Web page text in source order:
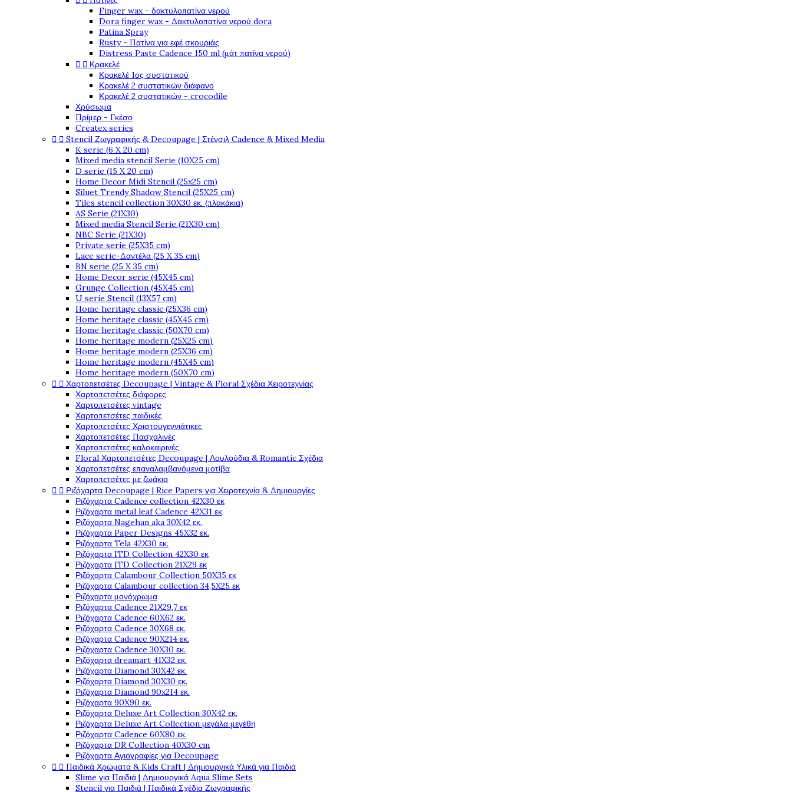
Finger wax - δακτυλοπατίνα νερού
Dora finger wax - Δακτυλοπατίνα νερού dora
Patina Spray
Rusty - Πατίνα για εφέ σκουριάς
Distress Paste Cadence 150 ml (μάτ πατίνα νερού)
  Κρακελέ
Κρακελέ 1ος συστατικού
Κρακελέ 2 συστατικών διάφανο
Κρακελέ 2 συστατικών - crocodile
Χρύσωμα
Πρίμερ - Γκέσο
Createx series
  Stencil Ζωγραφικής & Decoupage | Στένσιλ Cadence & Mixed Media
K serie (6 X 20 cm)
Mixed media stencil Serie (10X25 cm)
D serie (15 X 20 cm)
Home Decor Midi Stencil (25x25 cm)
Siluet Trendy Shadow Stencil (25X25 cm)
Tiles stencil collection 30X30 εκ. (πλακάκια)
AS Serie (21X30)
Mixed media Stencil Serie (21X30 cm)
NBC Serie (21X30)
Private serie (25X35 cm)
Lace serie-Δαντέλα (25 X 35 cm)
BN serie (25 X 35 cm)
Home Decor serie (45X45 cm)
Grunge Collection (45X45 cm)
U serie Stencil (13X57 cm)
Home heritage classic (25X36 cm)
Home heritage classic (45X45 cm)
Home heritage classic (50X70 cm)
Home heritage modern (25X25 cm)
Home heritage modern (25X36 cm)
Home heritage modern (45X45 cm)
Home heritage modern (50X70 cm)
  Χαρτοπετσέτες Decoupage | Vintage & Floral Σχέδια Χειροτεχνίας
Χαρτοπετσέτες διάφορες
Χαρτοπετσέτες vintage
Χαρτοπετσέτες παιδικές
Χαρτοπετσέτες Χριστουγεννιάτικες
Χαρτοπετσέτες Πασχαλινές
Χαρτοπετσέτες καλοκαιρινές
Floral Χαρτοπετσέτες Decoupage | Λουλούδια & Romantic Σχέδια
Χαρτοπετσέτες επαναλαμβανόμενα μοτίβα
Χαρτοπετσέτες με ζωάκια
  Ριζόχαρτα Decoupage | Rice Papers για Χειροτεχνία & Δημιουργίες
Ριζόχαρτα Cadence collection 42X30 εκ
Ριζόχαρτα metal leaf Cadence 42X31 εκ
Ριζόχαρτα Nagehan aka 30X42 εκ.
Ριζόχαρτα Paper Designs 45X32 εκ.
Ριζόχαρτα Tela 42Χ30 εκ.
Ριζόχαρτα ITD Collection 42X30 εκ
Ριζόχαρτα ITD Collection 21X29 εκ
Ριζόχαρτα Calambour Collection 50X35 εκ
Ριζόχαρτα Calambour collection 34,5X25 εκ
Ριζόχαρτα μονόχρωμα
Ριζόχαρτα Cadence 21Χ29,7 εκ
Ριζόχαρτα Cadence 60X62 εκ.
Ριζόχαρτα Cadence 30X68 εκ.
Ριζόχαρτα Cadence 90X214 εκ.
Ριζόχαρτα Cadence 30X30 εκ.
Ριζόχαρτα dreamart 41X32 εκ.
Ριζόχαρτα Diamond 30X42 εκ.
Ριζόχαρτα Diamond 30X30 εκ.
Ριζόχαρτα Diamond 90x214 εκ.
Ριζόχαρτα 90X90 εκ.
Ριζόχαρτα Deluxe Art Collection 30X42 εκ.
Ριζόχαρτα Deluxe Art Collection μεγάλα μεγέθη
Ριζόχαρτα Cadence 60X80 εκ.
Ριζόχαρτα DR Collection 40X30 cm
Ριζόχαρτα Αγιογραφίες για Decoupage
  Παιδικά Χρώματα & Kids Craft | Δημιουργικά Υλικά για Παιδιά
Slime για Παιδιά | Δημιουργικά Aqua Slime Sets
Stencil για Παιδιά | Παιδικά Σχέδια Ζωγραφικής